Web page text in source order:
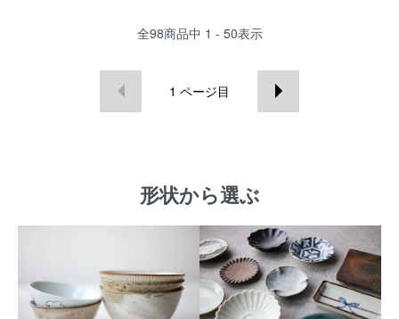
全98商品中 1 - 50表示
1 ページ目
形状から選ぶ